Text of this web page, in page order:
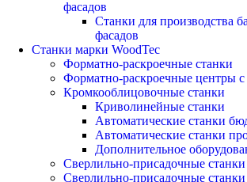
фасадов
Станки для производства
фасадов
Станки марки WoodTec
Форматно-раскроечные станки
Форматно-раскроечные центры
Кромкооблицовочные станки
Криволинейные станки
Автоматические станки
Автоматические станки
Дополнительное
Сверлильно-присадочные станки
Сверлильно-присадочные